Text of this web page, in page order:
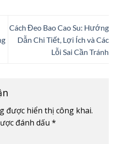
Cách Đeo Bao Cao Su: Hướng
Dẫn Chi Tiết, Lợi Ích và Các
Lỗi Sai Cần Tránh
được hiển thị công khai.
đánh dấu *